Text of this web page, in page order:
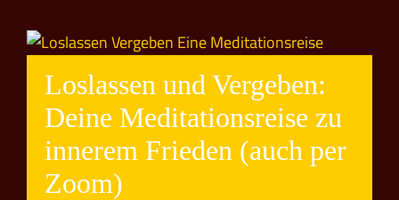
Loslassen und Vergeben:
Deine Meditationsreise zu
innerem Frieden (auch per
Zoom)